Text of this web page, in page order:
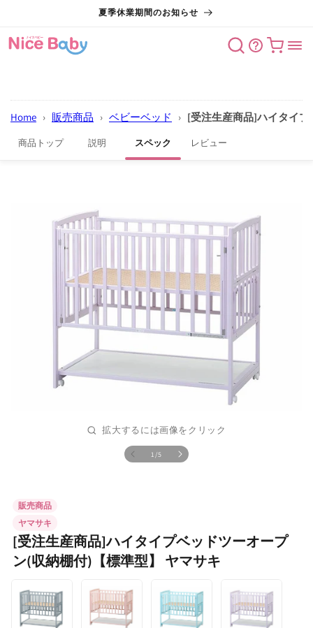
夏季休業期間のお知らせ
カート
Home › 販売商品 › ベビーベッド › [受注生産商品]ハイタイ
商品トップ 説明 スペック レビュー
で
メ
デ
ィ
ア
(1)
1 /の5
販売商品
ヤマサキ
[受注生産商品]ハイタイプベッドツーオープ
ン(収納棚付)【標準型】 ヤマサキ